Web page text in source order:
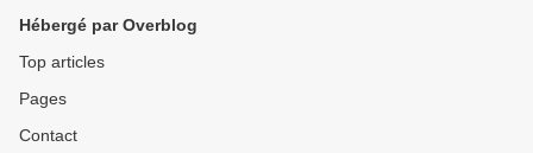
Hébergé par Overblog
Top articles
Pages
Contact